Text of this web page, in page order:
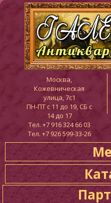
Москва,
Кожевническая
улица, 7с1
ПН-ПТ c 11 до 19, СБ с
14 до 17
Тел. +7 916 324 66 03
Тел. +7 926 599-33-26